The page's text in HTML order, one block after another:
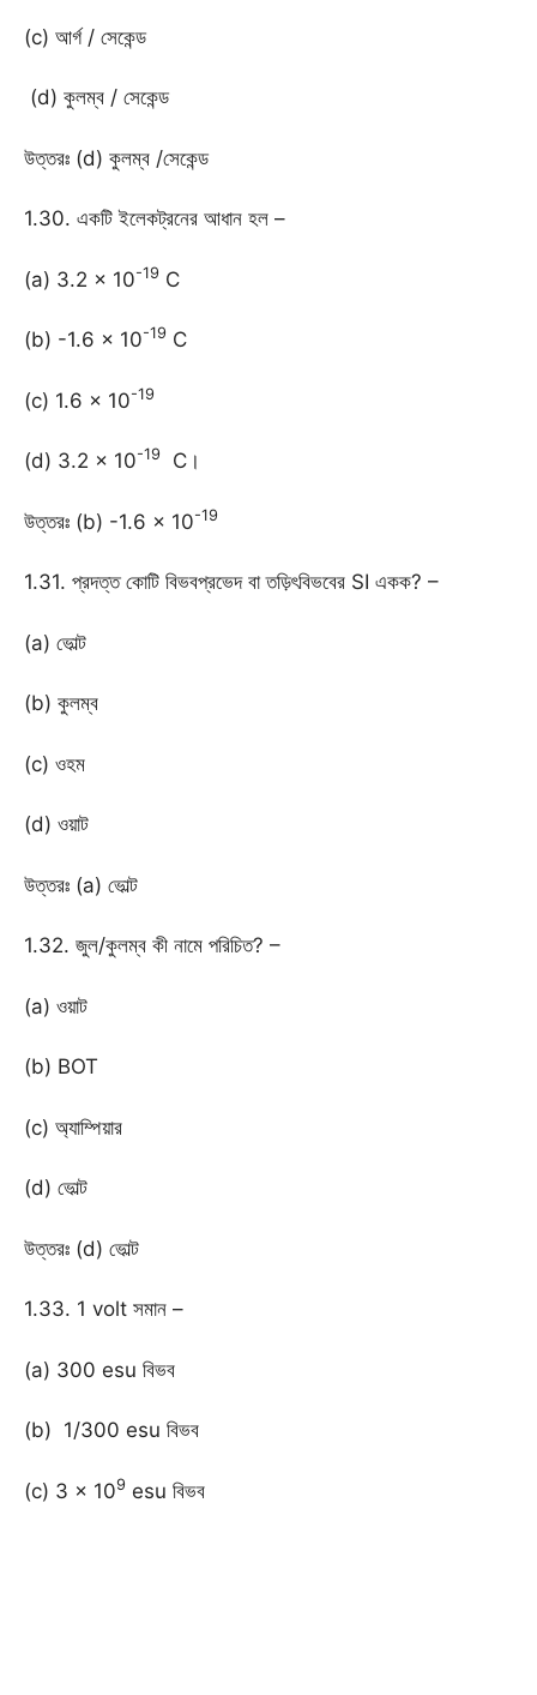
(c) আর্গ / সেকেন্ড
(d) কুলম্ব / সেকেন্ড
উত্তরঃ (d) কুলম্ব /সেকেন্ড
1.30. একটি ইলেকট্রনের আধান হল –
(a) 3.2 × 10-19 C
(b) -1.6 × 10-19 C
(c) 1.6 × 10-19
(d) 3.2 × 10-19 C।
উত্তরঃ (b) -1.6 × 10-19
1.31. প্রদত্ত কোটি বিভবপ্রভেদ বা তড়িৎবিভবের SI একক? –
(a) ভোল্ট
(b) কুলম্ব
(c) ওহম
(d) ওয়াট
উত্তরঃ (a) ভোল্ট
1.32. জুল/কুলম্ব কী নামে পরিচিত? –
(a) ওয়াট
(b) BOT
(c) অ্যাম্পিয়ার
(d) ভোল্ট
উত্তরঃ (d) ভোল্ট
1.33. 1 volt সমান –
(a) 300 esu বিভব
(b) 1/300 esu বিভব
(c) 3 × 109 esu বিভব